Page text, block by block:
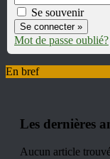
Se souvenir
Mot de passe oublié?
En bref
Les dernières
Aucun article